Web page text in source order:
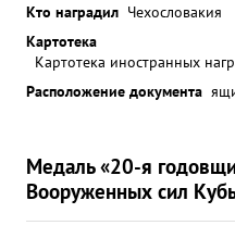
Кто наградил Чехословакия
Картотека
Картотека иностранных
Расположение документа
Медаль «20-я
Вооруженных сил